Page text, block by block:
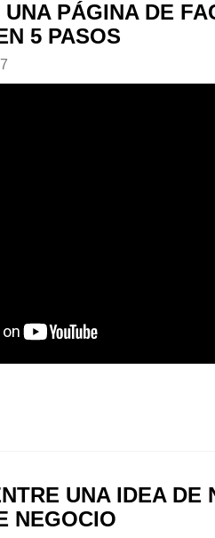
PÁGINA DE
5 PASOS
UNA IDEA DE
NEGOCIO